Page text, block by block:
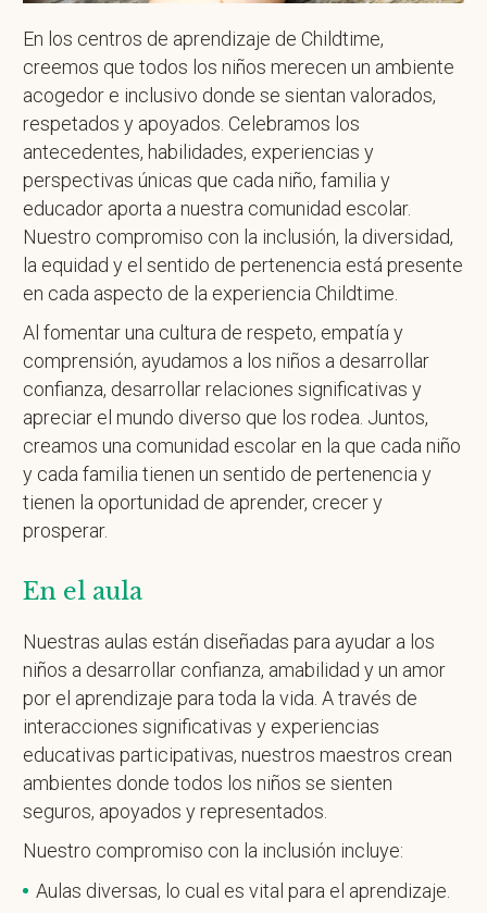
En los centros de aprendizaje de Childtime,
creemos que todos los niños merecen un ambiente
acogedor e inclusivo donde se sientan valorados,
respetados y apoyados. Celebramos los
antecedentes, habilidades, experiencias y
perspectivas únicas que cada niño, familia y
educador aporta a nuestra comunidad escolar.
Nuestro compromiso con la inclusión, la diversidad,
la equidad y el sentido de pertenencia está presente
en cada aspecto de la experiencia Childtime.
Al fomentar una cultura de respeto, empatía y
comprensión, ayudamos a los niños a desarrollar
confianza, desarrollar relaciones significativas y
apreciar el mundo diverso que los rodea. Juntos,
creamos una comunidad escolar en la que cada niño
y cada familia tienen un sentido de pertenencia y
tienen la oportunidad de aprender, crecer y
prosperar.
En el aula
Nuestras aulas están diseñadas para ayudar a los
niños a desarrollar confianza, amabilidad y un amor
por el aprendizaje para toda la vida. A través de
interacciones significativas y experiencias
educativas participativas, nuestros maestros crean
ambientes donde todos los niños se sienten
seguros, apoyados y representados.
Nuestro compromiso con la inclusión incluye:
Aulas diversas, lo cual es vital para el aprendizaje.